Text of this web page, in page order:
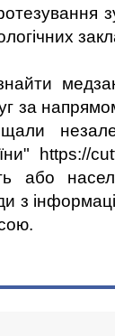
за
https://
або
з